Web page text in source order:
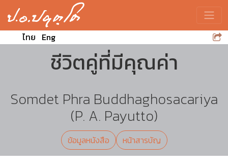
ไทย Eng
ชีวิตคู่ที่มีคุณค่า
Somdet Phra Buddhaghosacariya
(P. A. Payutto)
ข้อมูลหนังสือ หน้าสารบัญ